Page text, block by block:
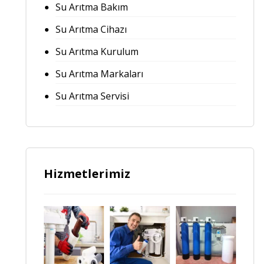
Su Arıtma Bakım
Su Arıtma Cihazı
Su Arıtma Kurulum
Su Arıtma Markaları
Su Arıtma Servisi
Hizmetlerimiz